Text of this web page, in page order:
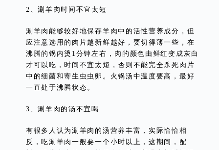
2、涮羊肉时间不宜太短
涮羊肉能够较好地保存羊肉中的活性营养成分，但
应注意选用的肉片越新鲜越好，要切得薄一些，在
沸腾的锅内烫1分钟左右，肉的颜色由鲜红变成灰白
才可以吃，时间不宜太短，否则不能完全杀死肉片
中的细菌和寄生虫虫卵。火锅汤中温度要高，最好
一直处于沸腾状态。
3、涮羊肉的汤不宜喝
有很多人认为涮羊肉的汤营养丰富，实际恰恰相
反，吃涮羊肉一般要一个小时以上，这期间，配